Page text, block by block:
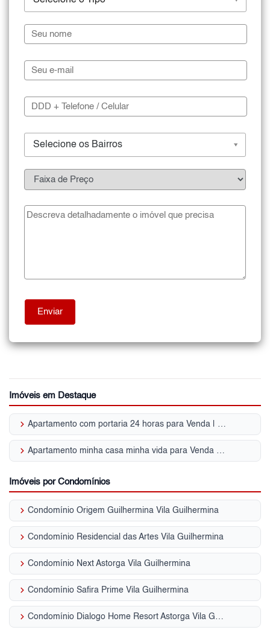
Selecione os Bairros
Imóveis em Destaque
keyboard_arrow_right Apartamento com portaria 24 horas para Venda | Vila Guilhermina
keyboard_arrow_right Apartamento minha casa minha vida para Venda | Vila Guilhermina
Imóveis por Condomínios
keyboard_arrow_right Condomínio Origem Guilhermina Vila Guilhermina
keyboard_arrow_right Condomínio Residencial das Artes Vila Guilhermina
keyboard_arrow_right Condomínio Next Astorga Vila Guilhermina
keyboard_arrow_right Condomínio Safira Prime Vila Guilhermina
keyboard_arrow_right Condomínio Dialogo Home Resort Astorga Vila Guilhermina